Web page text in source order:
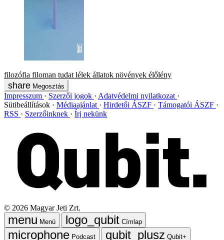
filozófia filoman tudat lélek állatok növények élőlény
Megosztás
Impresszum Szerzői jogok
Adatvédelmi nyilatkozat
Sütibeállítások
Médiaajánlat Hirdetői ÁSZF
Támogatói ÁSZF
RSS
Szerzőinknek Írj nekünk
© 2026 Magyar Jeti Zrt.
Menü
Címlap
Podcast
Qubit+